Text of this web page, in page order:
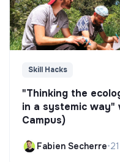
Skill Hacks
"Thinking the
in a systemic way"
Campus)
Fabien Secherre•